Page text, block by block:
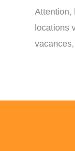
Attention,
locations